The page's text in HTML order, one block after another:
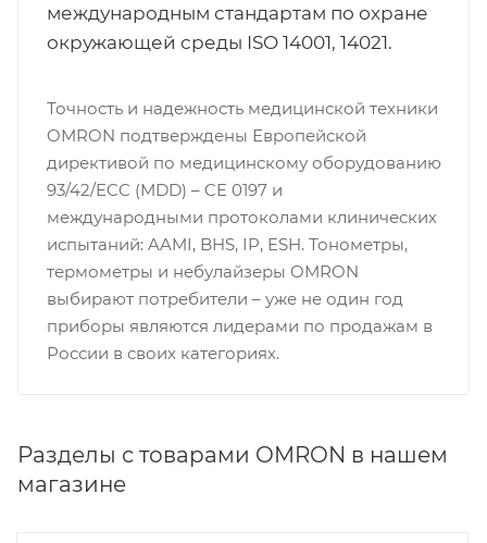
международным стандартам по охране
окружающей среды ISO 14001, 14021.
Точность и надежность медицинской техники
OMRON подтверждены Европейской
директивой по медицинскому оборудованию
93/42/ECC (MDD) – CE 0197 и
международными протоколами клинических
испытаний: AAMI, BHS, IP, ESH. Тонометры,
термометры и небулайзеры OMRON
выбирают потребители – уже не один год
приборы являются лидерами по продажам в
России в своих категориях.
Разделы с товарами OMRON в нашем
магазине